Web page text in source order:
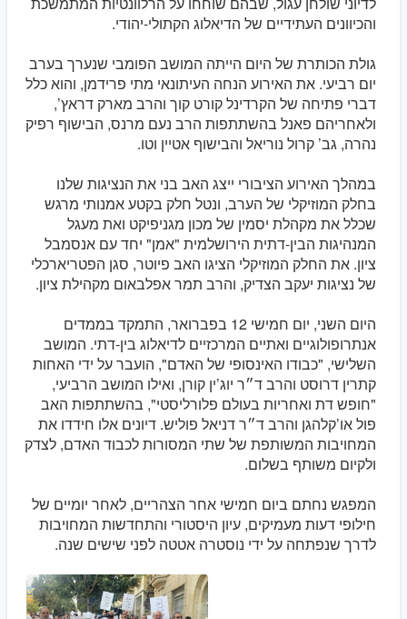
והכיוונים העתידיים של הדיאלוג הקתולי-יהודי.
גולת הכותרת של היום הייתה המושב הפומבי שנערך בערב
יום רביעי. את האירוע הנחה העיתונאי מתי פרידמן, והוא כלל
דברי פתיחה של הקרדינל קורט קוך והרב מארק דראץ’,
ולאחריהם פאנל בהשתתפות הרב נעם מרנס, הבישוף רפיק
נהרה, גב’ קרול נוריאל והבישוף אטיין וטו.
במהלך האירוע הציבורי ייצג האב בני את הנציגות שלנו
בחלק המוזיקלי של הערב, ונטל חלק בקטע אמנותי מרגש
שכלל את מקהלת יסמין של מכון מגניפיקט ואת מעגל
המנהיגות הבין-דתית הירושלמית "אמן" יחד עם אנסמבל
ציון. את החלק המוזיקלי הציגו האב פיוטר, סגן הפטריארכלי
של נציגות יעקב הצדיק, והרב תמר אפלבאום מקהילת ציון.
היום השני, יום חמישי 12 בפברואר, התמקד בממדים
אנתרופולוגיים ואתיים המרכזיים לדיאלוג בין-דתי. המושב
השלישי, "כבודו האינסופי של האדם", הועבר על ידי האחות
קתרין דרוסט והרב ד״ר יוג’ין קורן, ואילו המושב הרביעי,
"חופש דת ואחריות בעולם פלורליסטי", בהשתתפות האב
פול או’קלהגן והרב ד״ר דניאל פוליש. דיונים אלו חידדו את
המחויבות המשותפת של שתי המסורות לכבוד האדם, לצדק
ולקיום משותף בשלום.
המפגש נחתם ביום חמישי אחר הצהריים, לאחר יומיים של
חילופי דעות מעמיקים, עיון היסטורי והתחדשות המחויבות
לדרך שנפתחה על ידי נוסטרה אטטה לפני שישים שנה.